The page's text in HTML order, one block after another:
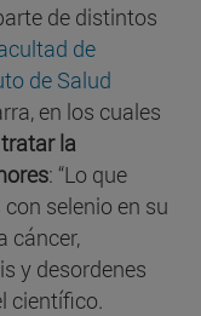
de distintos
de
de Salud
en los cuales
la
: “Lo que
selenio en su
cáncer,
y desordenes
científico.